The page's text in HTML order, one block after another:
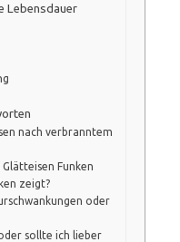
Lebensdauer
nach verbranntem
Funken
zeigt?
oder
sollte ich lieber